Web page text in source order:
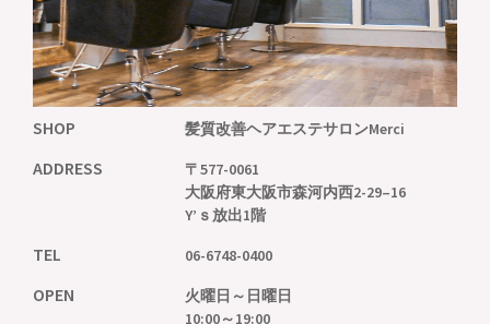
SHOP 髪質改善ヘアエステサロンMerci
ADDRESS
〒577-0061
大阪府東大阪市森河内西2-29–16
Y’ｓ放出1階
TEL 06-6748-0400
OPEN
火曜日～日曜日
10:00～19:00